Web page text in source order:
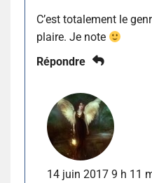
C’est totalement le
plaire. Je note
Répondre
14 juin 2017 9 h 11